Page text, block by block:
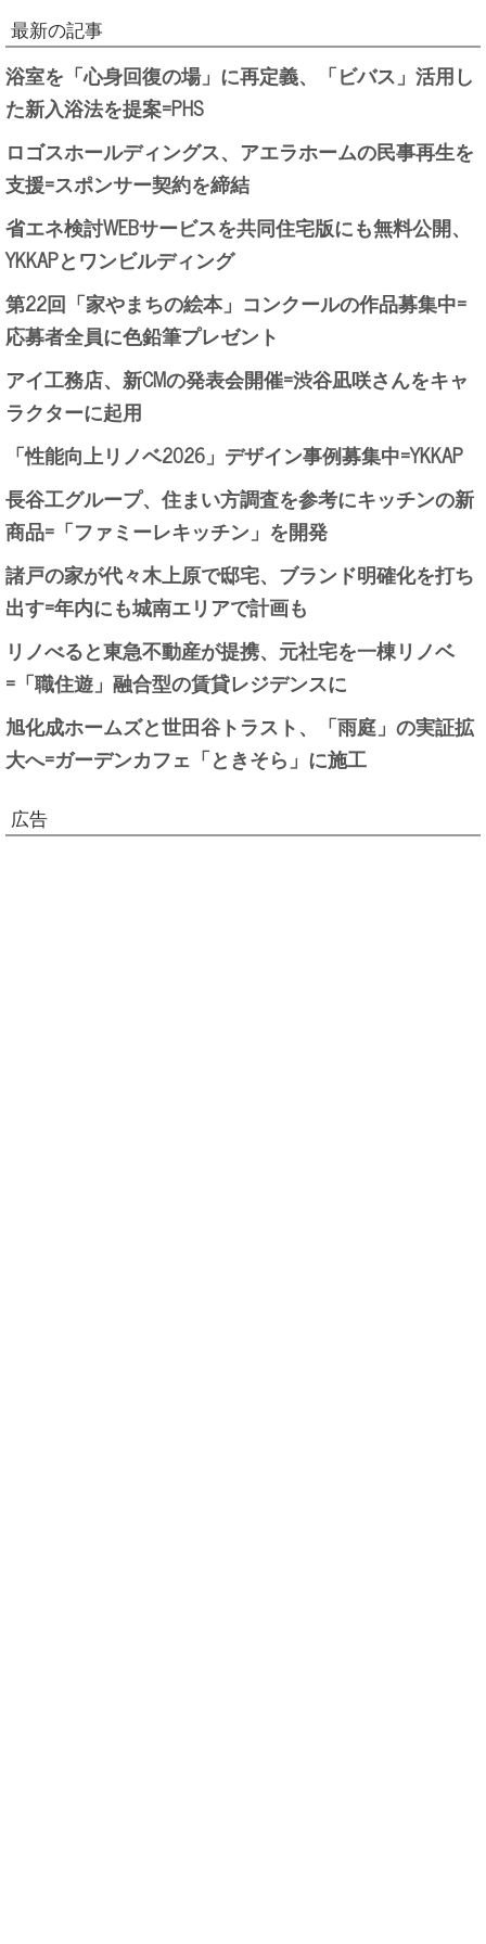
最新の記事
浴室を「心身回復の場」に再定義、「ビバス」活用し
た新入浴法を提案=PHS
ロゴスホールディングス、アエラホームの民事再生を
支援=スポンサー契約を締結
省エネ検討WEBサービスを共同住宅版にも無料公開、
YKKAPとワンビルディング
第22回「家やまちの絵本」コンクールの作品募集中=
応募者全員に色鉛筆プレゼント
アイ工務店、新CMの発表会開催=渋谷凪咲さんをキャ
ラクターに起用
「性能向上リノベ2026」デザイン事例募集中=YKKAP
長谷工グループ、住まい方調査を参考にキッチンの新
商品=「ファミーレキッチン」を開発
諸戸の家が代々木上原で邸宅、ブランド明確化を打ち
出す=年内にも城南エリアで計画も
リノべると東急不動産が提携、元社宅を一棟リノベ
=「職住遊」融合型の賃貸レジデンスに
旭化成ホームズと世田谷トラスト、「雨庭」の実証拡
大へ=ガーデンカフェ「ときそら」に施工
広告